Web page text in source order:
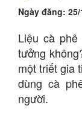
Ngày đăng:
Liệu cà
tưởng
một triết gia
dùng cà
người.